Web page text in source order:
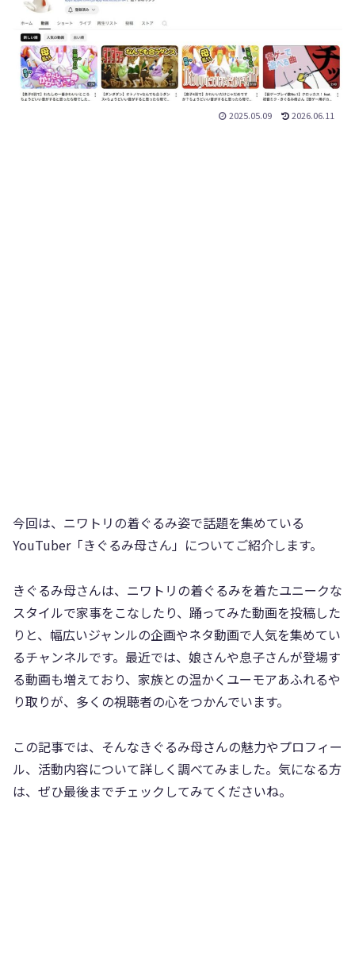
2025.05.09 2026.06.11
今回は、ニワトリの着ぐるみ姿で話題を集めている
YouTuber「きぐるみ母さん」についてご紹介します。
きぐるみ母さんは、ニワトリの着ぐるみを着たユニークな
スタイルで家事をこなしたり、踊ってみた動画を投稿した
りと、幅広いジャンルの企画やネタ動画で人気を集めてい
るチャンネルです。最近では、娘さんや息子さんが登場す
る動画も増えており、家族との温かくユーモアあふれるや
り取りが、多くの視聴者の心をつかんでいます。
この記事では、そんなきぐるみ母さんの魅力やプロフィー
ル、活動内容について詳しく調べてみました。気になる方
は、ぜひ最後までチェックしてみてくださいね。